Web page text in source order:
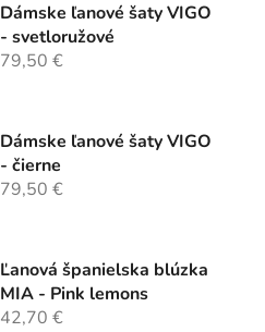
Dámske ľanové šaty VIGO
- svetloružové
79,50 €
Dámske ľanové šaty VIGO
- čierne
79,50 €
Ľanová španielska blúzka
MIA - Pink lemons
42,70 €